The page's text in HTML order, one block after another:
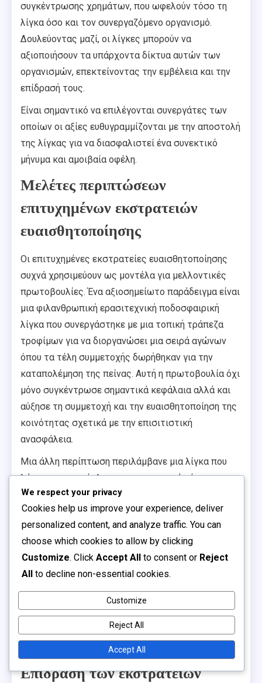
συγκέντρωσης χρημάτων, που ωφελούν τόσο τη
λίγκα όσο και τον συνεργαζόμενο οργανισμό.
Δουλεύοντας μαζί, οι λίγκες μπορούν να
αξιοποιήσουν τα υπάρχοντα δίκτυα αυτών των
οργανισμών, επεκτείνοντας την εμβέλεια και την
επίδρασή τους.
Είναι σημαντικό να επιλέγονται συνεργάτες των
οποίων οι αξίες ευθυγραμμίζονται με την αποστολή
της λίγκας για να διασφαλιστεί ένα συνεκτικό
μήνυμα και αμοιβαία οφέλη.
Μελέτες περιπτώσεων
επιτυχημένων εκστρατειών
ευαισθητοποίησης
Οι επιτυχημένες εκστρατείες ευαισθητοποίησης
συχνά χρησιμεύουν ως μοντέλα για μελλοντικές
πρωτοβουλίες. Ένα αξιοσημείωτο παράδειγμα είναι
μια φιλανθρωπική ερασιτεχνική ποδοσφαιρική
λίγκα που συνεργάστηκε με μια τοπική τράπεζα
τροφίμων για να διοργανώσει μια σειρά αγώνων
όπου τα τέλη συμμετοχής δωρήθηκαν για την
καταπολέμηση της πείνας. Αυτή η πρωτοβουλία όχι
μόνο συγκέντρωσε σημαντικά κεφάλαια αλλά και
αύξησε τη συμμετοχή και την ευαισθητοποίηση της
κοινότητας σχετικά με την επισιτιστική
ανασφάλεια.
Μια άλλη περίπτωση περιλάμβανε μια λίγκα που
λάνσαρε μια πρόκληση στα κοινωνικά μέσα,
ενθαρρύνοντας τους παίκτες να μοιραστούν τις
προπονητικές τους ρουτίνες ενώ ετικετοποίησαν
τη λίγκα και μια τοπική φιλανθρωπία. Αυτή η
εκστρατεία έγινε viral, οδηγώντας σε αυξημένη
ορατότητα και δωρεές για τη φιλανθρωπία.
δύναμη της δημιουργικότητας και της εμπλοκής
της κοινότητας στην προώθηση της
ευαισθητοποίησης και της υποστήριξης
φιλανθρωπικών σκοπών.
Επίδραση των εκστρατειών
We respect your privacy
Cookies help us improve your experience, deliver
personalized content, and analyze traffic. You can
choose which cookies to allow by clicking
Customize. Click Accept All to consent or Reject
All to decline non-essential cookies.
Customize
Reject All
Accept All